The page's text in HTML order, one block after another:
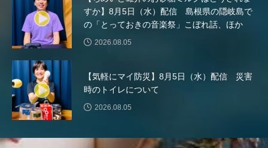
一ノ葉千穂芸道６０周年リサイタル（足立紫颯吟道３５
周年慶賀）
七羽のカラス 三つのことば
三少 三田あさひ幼稚園
三田あさひ幼稚園2025年度卒園生 お絵かき＆インタビ
ュー
三田けやき台幼稚園
すか】8月5日（水）配信 島根県の隠岐島で
の「とっておきの音楽祭」こぼれ話、ほか
2026.08.05
【気軽にマイ防災】8月5日（水）配信 災害
時のトイレについて
2026.08.05